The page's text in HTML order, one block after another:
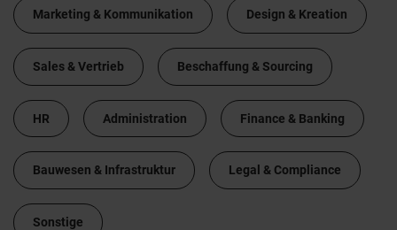
Marketing & Kommunikation Design & Kreation
Sales & Vertrieb Beschaffung & Sourcing
HR Administration Finance & Banking
Bauwesen & Infrastruktur Legal & Compliance
Sonstige